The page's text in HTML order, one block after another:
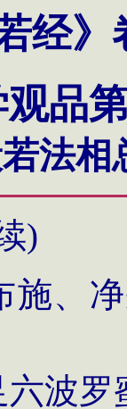
经》
品
法相
)
施、
波